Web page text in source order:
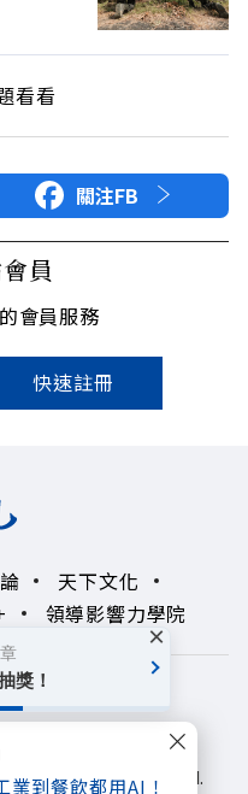
業到餐飲都用AI！
看看
關注FB
員
會員服務
快速註冊
天下文化
領導影響力學院
私權政策
. All rights reserved.
獎！
×